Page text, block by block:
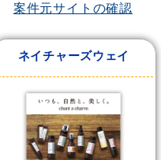
案件元サイトの確認
ネイチャーズウェイ